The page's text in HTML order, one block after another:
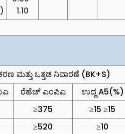
1.10
ಮತ್ತು ಒತ್ತಡ ನಿವಾರಣೆ (BK+S)
ರೆಹೆಚ್ ಎಂಪಿಎ
ಉದ್ದ A5(%)
≥375
≥15 ≥15
≥520
≥10